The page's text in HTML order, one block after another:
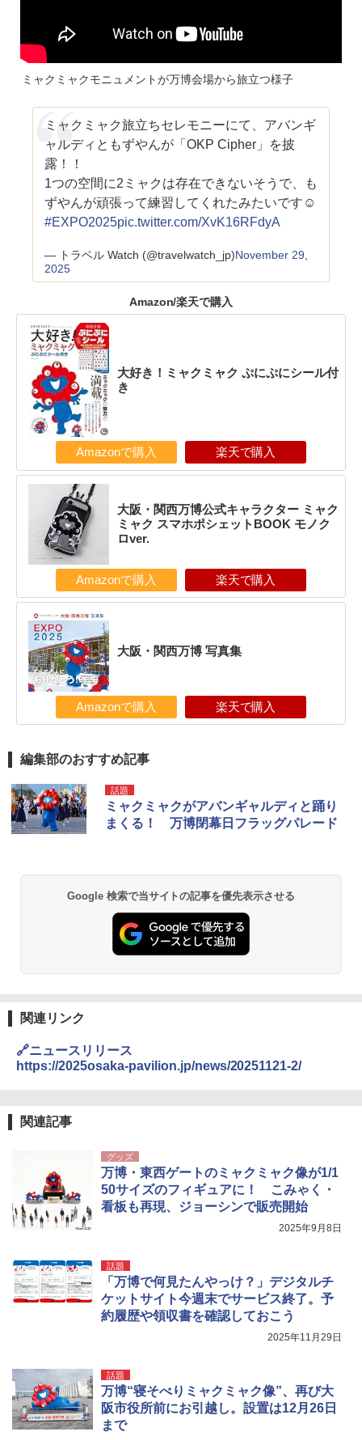
ミャクミャクモニュメントが万博会場から旅立つ様子
ミャクミャク旅立ちセレモニーにて、アバンギ
ャルディともずやんが「OKP Cipher」を披
露！！
1つの空間に2ミャクは存在できないそうで、も
ずやんが頑張って練習してくれたみたいです☺️
#EXPO2025pic.twitter.com/XvK16RFdyA
— トラベル Watch (@travelwatch_jp)November 29,
2025
Amazon/楽天で購入
大好き！ミャクミャク ぷにぷにシール付
き
Amazonで購入 楽天で購入
大阪・関西万博公式キャラクター ミャク
ミャク スマホポシェットBOOK モノク
ロver.
Amazonで購入 楽天で購入
大阪・関西万博 写真集
Amazonで購入 楽天で購入
編集部のおすすめ記事
話題
ミャクミャクがアバンギャルディと踊り
まくる！ 万博閉幕日フラッグパレード
Google 検索で当サイトの記事を優先表示させる
関連リンク
🔗ニュースリリース
https://2025osaka-pavilion.jp/news/20251121-2/
関連記事
グッズ
万博・東西ゲートのミャクミャク像が1/1
50サイズのフィギュアに！ こみゃく・
看板も再現、ジョーシンで販売開始
2025年9月8日
話題
「万博で何見たんやっけ？」デジタルチ
ケットサイト今週末でサービス終了。予
約履歴や領収書を確認しておこう
2025年11月29日
話題
万博“寝そべりミャクミャク像”、再び大
阪市役所前にお引越し。設置は12月26日
まで